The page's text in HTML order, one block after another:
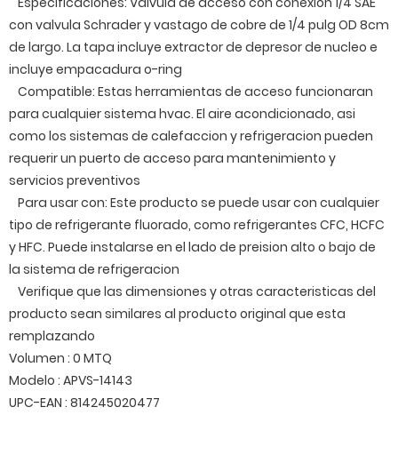
con valvula Schrader y vastago de cobre de 1/4 pulg OD 8cm
de largo. La tapa incluye extractor de depresor de nucleo e
incluye empacadura o-ring
Compatible: Estas herramientas de acceso funcionaran
para cualquier sistema hvac. El aire acondicionado, asi
como los sistemas de calefaccion y refrigeracion pueden
requerir un puerto de acceso para mantenimiento y
servicios preventivos
Para usar con: Este producto se puede usar con cualquier
tipo de refrigerante fluorado, como refrigerantes CFC, HCFC
y HFC. Puede instalarse en el lado de preision alto o bajo de
la sistema de refrigeracion
Verifique que las dimensiones y otras caracteristicas del
producto sean similares al producto original que esta
remplazando
Volumen : 0 MTQ
Modelo : APVS-14143
UPC-EAN : 814245020477